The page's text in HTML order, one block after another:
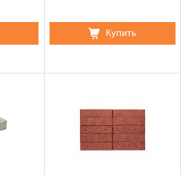
Купить